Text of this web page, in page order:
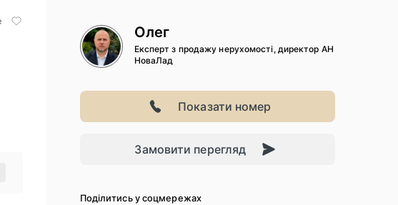
Олег
Експерт з продажу нерухомості, директор АН
НоваЛад
Показати номер
Замовити перегляд
Поділитись у соцмережах